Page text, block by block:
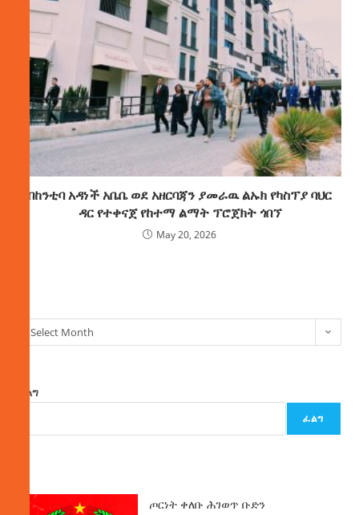
በከንቲባ አዳነች አቤቤ ወደ አዘርባጃን ያመራዉ ልኡክ የካስፕያ ባህር
ዳር የተቀናጀ የከተማ ልማት ፕሮጀክት ጎበኘ
May 20, 2026
Select Month
ፈልግ
ፈልግ
ጦርነት ቀለቡ ሕገወጥ ቡድን